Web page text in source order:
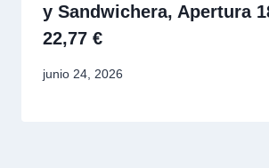
y Sandwichera, Apertura
22,77 €
junio 24, 2026